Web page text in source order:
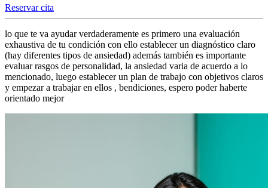
Reservar cita
lo que te va ayudar verdaderamente es primero una evaluación
exhaustiva de tu condición con ello establecer un diagnóstico claro
(hay diferentes tipos de ansiedad) además también es importante
evaluar rasgos de personalidad, la ansiedad varia de acuerdo a lo
mencionado, luego establecer un plan de trabajo con objetivos claros
y empezar a trabajar en ellos , bendiciones, espero poder haberte
orientado mejor